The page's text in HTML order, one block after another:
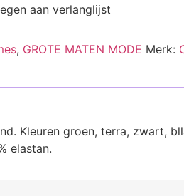
aan verlanglijst
, GROTE MATEN MODE Merk:
Kleuren groen, terra, zwart,
elastan.